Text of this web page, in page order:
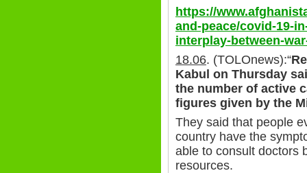
https://
and-peace/covid-19-
interplay-between-
18.06. (TOLOnews):“
Kabul on Thursday
the number of active
figures given by the
They said that people
country have the
able to consult doctors
resources.